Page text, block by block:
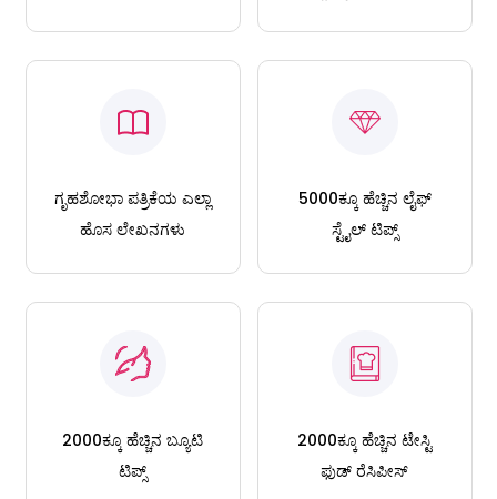
ಗೃಹಶೋಭಾ ಪತ್ರಿಕೆಯ ಎಲ್ಲಾ
ಹೊಸ ಲೇಖನಗಳು
5000ಕ್ಕೂ ಹೆಚ್ಚಿನ ಲೈಫ್
ಸ್ಟೈಲ್ ಟಿಪ್ಸ್
2000ಕ್ಕೂ ಹೆಚ್ಚಿನ ಬ್ಯೂಟಿ
ಟಿಪ್ಸ್
2000ಕ್ಕೂ ಹೆಚ್ಚಿನ ಟೇಸ್ಟಿ
ಫುಡ್ ರೆಸಿಪೀಸ್